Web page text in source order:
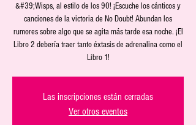
&#39;Wisps, al estilo de los 90! ¡Escuche los cánticos y
canciones de la victoria de No Doubt! Abundan los
rumores sobre algo que se agita más tarde esa noche. ¡El
Libro 2 debería traer tanto éxtasis de adrenalina como el
Libro 1!
Las inscripciones están cerradas
Ver otros eventos